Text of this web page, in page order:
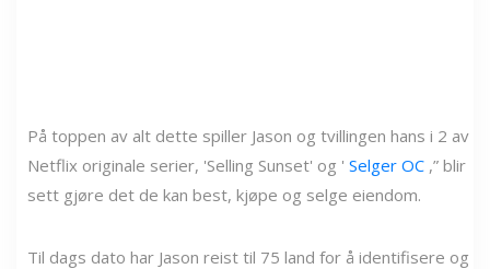
På toppen av alt dette spiller Jason og tvillingen hans i 2 av
Netflix originale serier, 'Selling Sunset' og ' Selger OC ,” blir
sett gjøre det de kan best, kjøpe og selge eiendom.
Til dags dato har Jason reist til 75 land for å identifisere og